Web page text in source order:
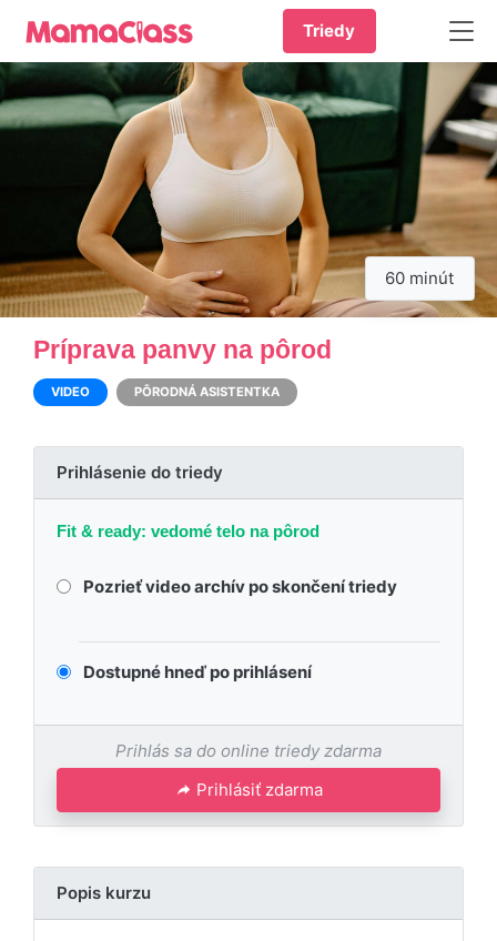
Triedy
60 minút
Príprava panvy na pôrod
VIDEO PÔRODNÁ ASISTENTKA
Prihlásenie do triedy
Fit & ready: vedomé telo na pôrod
Pozrieť video archív po skončení triedy
Dostupné hneď po prihlásení
Prihlás sa do online triedy zdarma
Prihlásiť zdarma
Popis kurzu